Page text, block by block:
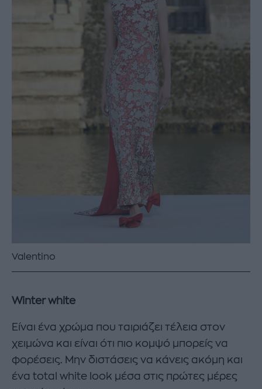
Valentino
Winter white
Είναι ένα χρώμα που ταιριάζει τέλεια στον
χειμώνα και είναι ότι πιο κομψό μπορείς να
φορέσεις. Μην διστάσεις να κάνεις ακόμη και
ένα total white look μέσα στις πρώτες μέρες